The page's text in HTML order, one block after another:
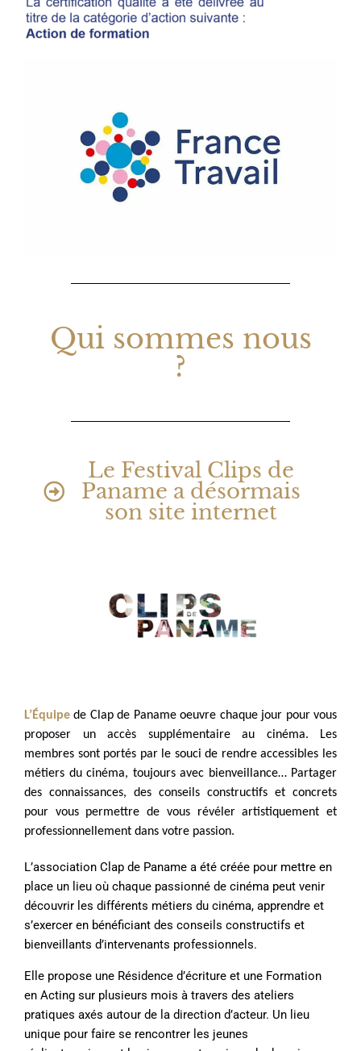
Qui sommes nous
?
Le Festival Clips de
Paname a désormais
son site internet
L’Équipe de Clap de Paname oeuvre chaque jour pour vous
proposer un accès supplémentaire au cinéma. Les
membres sont portés par le souci de rendre accessibles les
métiers du cinéma, toujours avec bienveillance… Partager
des connaissances, des conseils constructifs et concrets
pour vous permettre de vous révéler artistiquement et
professionnellement dans votre passion.
L’association Clap de Paname a été créée pour mettre en
place un lieu où chaque passionné de cinéma peut venir
découvrir les différents métiers du cinéma, apprendre et
s’exercer en bénéficiant des conseils constructifs et
bienveillants d’intervenants professionnels.
Elle propose une Résidence d’écriture et une Formation
en Acting sur plusieurs mois à travers des ateliers
pratiques axés autour de la direction d’acteur. Un lieu
unique pour faire se rencontrer les jeunes